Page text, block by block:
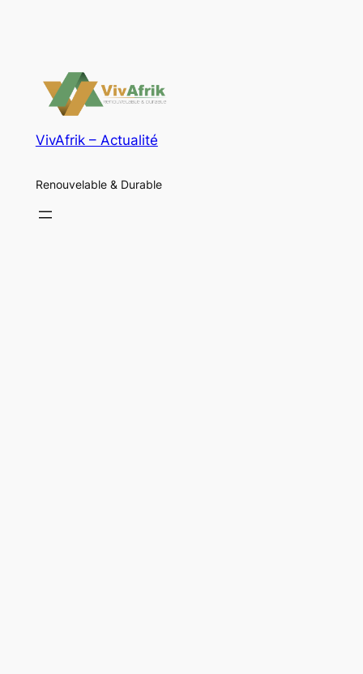
VivAfrik – Actualité
Renouvelable & Durable